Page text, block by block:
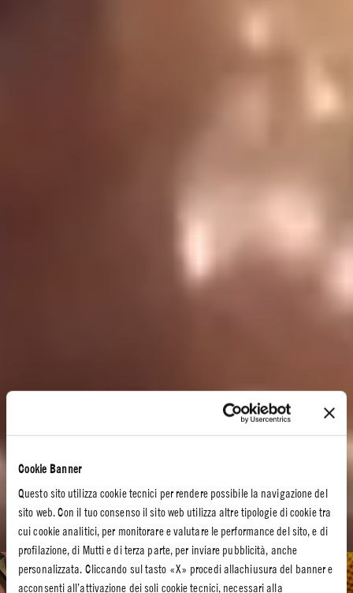
Cookie Banner
Questo sito utilizza cookie tecnici per rendere possibile la navigazione del
sito web. Con il tuo consenso il sito web utilizza altre tipologie di cookie tra
cui cookie analitici, per monitorare e valutare le performance del sito, e di
profilazione, di Mutti e di terza parte, per inviare pubblicità, anche
personalizzata. Cliccando sul tasto «X» procedi allachiusura del banner e
acconsenti all’attivazione dei soli cookie tecnici, necessari alla
Ricettario Rosso